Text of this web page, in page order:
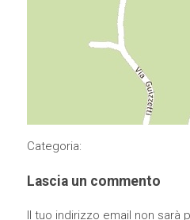
Categoria:
Lascia un commento
Il tuo indirizzo email non sarà